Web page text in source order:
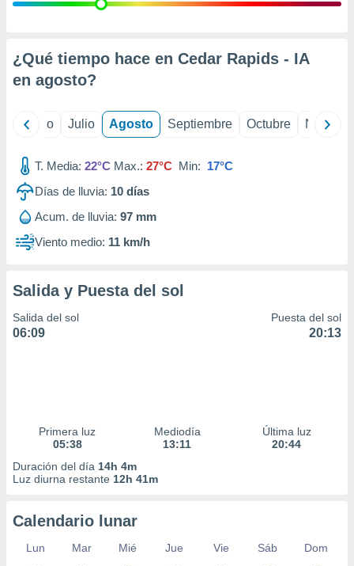
e
mediante
publicidad
de
1199
¿Qué tiempo hace en Cedar Rapids - IA
en agosto?
Junio Julio Agosto Septiembre Octubre
T. Media: 22°C Max.: 27°C Min: 17°C
Días de lluvia: 10 días
Acum. de lluvia: 97 mm
Viento medio: 11 km/h
Salida y Puesta del sol
Salida del sol
06:09
Puesta del sol
20:13
Primera luz
05:38
Mediodía
13:11
Última luz
20:44
Duración del día 14h 4m
Luz diurna restante 12h 41m
Calendario lunar
Lun Mar Mié Jue Vie Sáb
Dom